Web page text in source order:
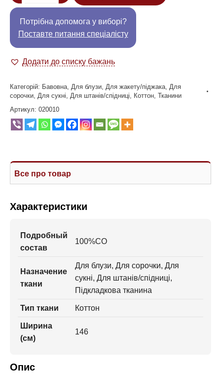
Потрібна допомога у виборі?
Поставте питання спеціалісту
Додати до списку бажань
Категорій: Бавовна Для блузи Для жакету/піджака Для
сорочки Для сукні Для штанів/спідниці Коттон Тканини
Артикул: 020010
Все про товар
Характеристики
Подробный
состав
100%CO
Назначение
ткани
Для блузи, Для сорочки, Для
сукні, Для штанів/спідниці,
Підкладкова тканина
Тип ткани Коттон
Ширина
(см)
146
Опис